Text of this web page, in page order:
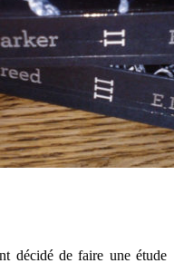
décidé de faire une étude